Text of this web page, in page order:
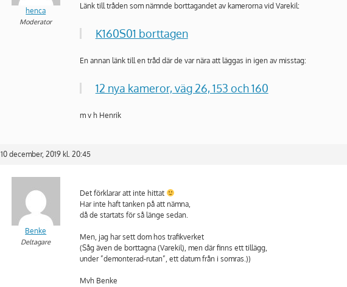
henca
Moderator
Länk till tråden som nämnde borttagandet av kamerorna vid Varekil:
K160S01 borttagen
En annan länk till en tråd där de var nära att läggas in igen av misstag:
12 nya kameror, väg 26, 153 och 160
m v h Henrik
10 december, 2019 kl. 20:45
Benke
Deltagare
Det förklarar att inte hittat
Har inte haft tanken på att nämna,
då de startats för så länge sedan.
Men, jag har sett dom hos trafikverket
(Såg även de borttagna (Varekil), men där finns ett tillägg,
under ”demonterad-rutan”, ett datum från i somras.))
Mvh Benke